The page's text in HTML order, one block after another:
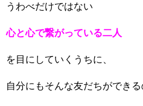
うわべだけではない
心と心で繋がっている二人
を目にしていくうちに、
自分にもそんな友だちができる